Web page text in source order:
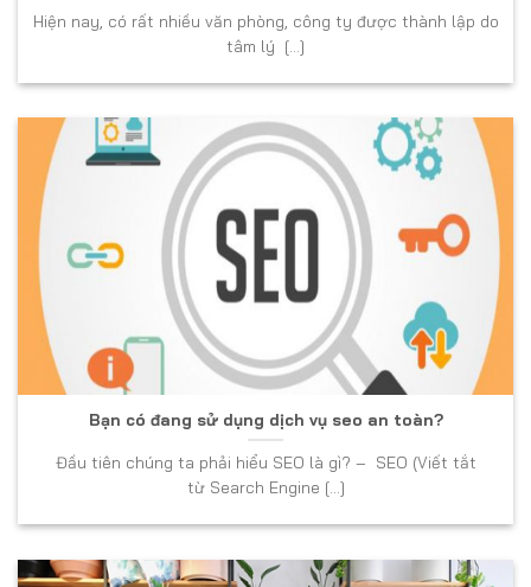
Hiện nay, có rất nhiều văn phòng, công ty được thành lập do
tâm lý [...]
Bạn có đang sử dụng dịch vụ seo an toàn?
Đầu tiên chúng ta phải hiểu SEO là gì? – SEO (Viết tắt
từ Search Engine [...]